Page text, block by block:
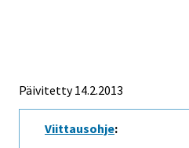
Päivitetty 14.2.2013
Viittausohje: